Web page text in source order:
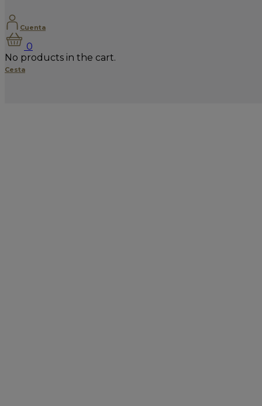
Cuenta
0
No products in the cart.
Cesta